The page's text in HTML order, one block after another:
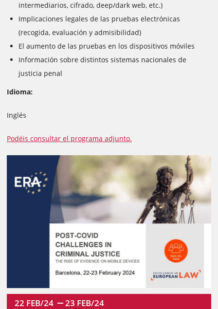
intermediarios, cifrado, deep/dark web, etc.)
Implicaciones legales de las pruebas electrónicas
(recogida, evaluación y admisibilidad)
El aumento de las pruebas en los dispositivos móviles
Información sobre distintos sistemas nacionales de
justicia penal
Idioma:
Inglés
Podéis consultar el programa adjunto.
22 FEB/24 23 FEB/24